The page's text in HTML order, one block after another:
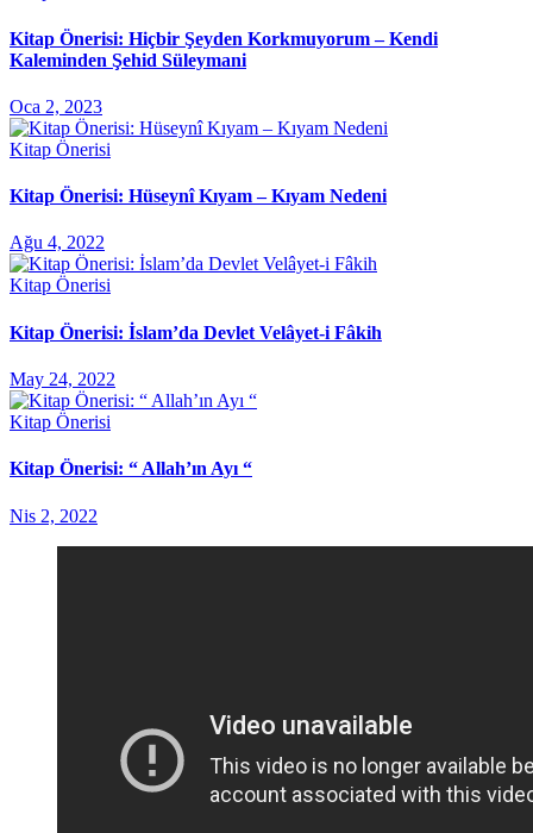
Kitap Önerisi: Hiçbir Şeyden Korkmuyorum – Kendi
Kaleminden Şehid Süleymani
Oca 2, 2023
Kitap Önerisi
Kitap Önerisi: Hüseynî Kıyam – Kıyam Nedeni
Ağu 4, 2022
Kitap Önerisi
Kitap Önerisi: İslam’da Devlet Velâyet-i Fâkih
May 24, 2022
Kitap Önerisi
Kitap Önerisi: “ Allah’ın Ayı “
Nis 2, 2022